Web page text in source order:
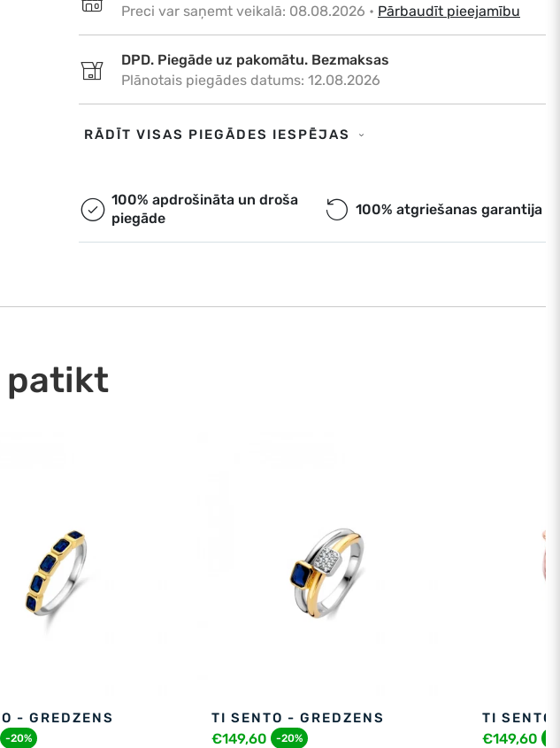
Preci var saņemt veikalā: 08.08.2026 • Pārbaudīt pieejamību
DPD. Piegāde uz pakomātu. Bezmaksas
Plānotais piegādes datums: 12.08.2026
DPD. Piegāde uz adresi. €6,50
Omniva. Piegāde uz pakomātu. Bezmaksas
Plānotais piegādes datums: 12.08.2026
08.08.2026
RĀDĪT VISAS PIEGĀDES IESPĒJAS
100% apdrošināta un droša
piegāde
100% atgriešanas garantija
patikt
- GREDZENS
-20%
TI SENTO - GREDZENS
€149,60 -20%
TI SENTO
€149,60